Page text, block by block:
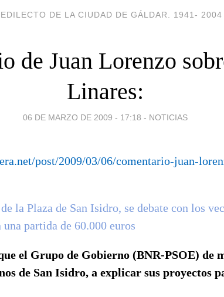
DE LA CIUDAD DE GÁLDAR. 1941- 2004
de Juan Lorenzo
Linares:
06 DE MARZO DE 2009 - 17:18 - NOTICIAS
post/2009/03/06/comentario-juan-
la Plaza de San Isidro, se debate con los
partida de 60.000 euros
el Grupo de Gobierno (BNR-PSOE) de
de San Isidro, a explicar sus proyectos